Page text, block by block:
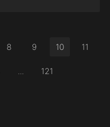
8 9 10 11
121